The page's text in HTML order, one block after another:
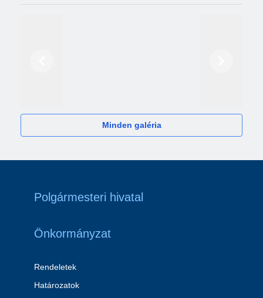
Minden galéria
Polgármesteri hivatal
Önkormányzat
Rendeletek
Határozatok